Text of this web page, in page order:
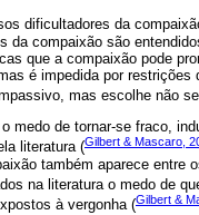
dificultadores da
compaixão são
que a compaixão pode
é impedida por
mas escolhe não
medo de tornar-se fraco,
literatura (Gilbert & Mascaro,
também aparece entre
na literatura o medo de
à vergonha (Gilbert &